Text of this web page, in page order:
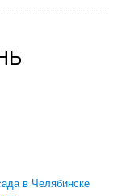
в Челябинске